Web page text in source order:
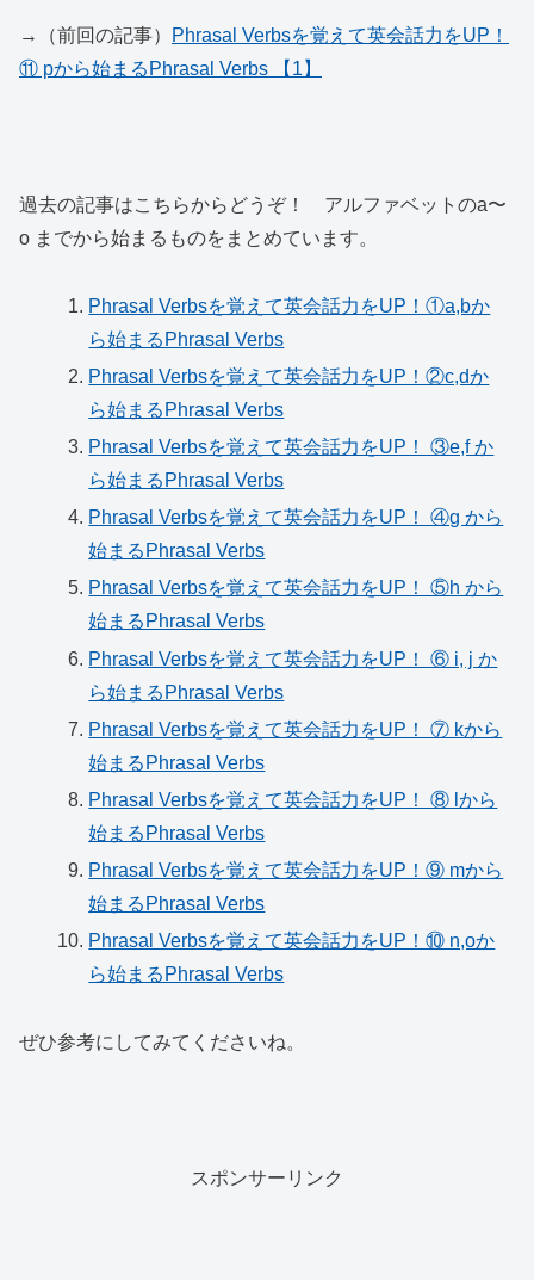
→（前回の記事）
Phrasal Verbsを覚えて英会話力をUP！
⑪ pから始まるPhrasal Verbs 【1】
過去の記事はこちらからどうぞ！ アルファベットのa〜
o までから始まるものをまとめています。
Phrasal Verbsを覚えて英会話力をUP！①a,bか
ら始まるPhrasal Verbs
Phrasal Verbsを覚えて英会話力をUP！②c,dか
ら始まるPhrasal Verbs
Phrasal Verbsを覚えて英会話力をUP！ ③e,f か
ら始まるPhrasal Verbs
Phrasal Verbsを覚えて英会話力をUP！ ④g から
始まるPhrasal Verbs
Phrasal Verbsを覚えて英会話力をUP！ ⑤h から
始まるPhrasal Verbs
Phrasal Verbsを覚えて英会話力をUP！ ⑥ i, j か
ら始まるPhrasal Verbs
Phrasal Verbsを覚えて英会話力をUP！ ⑦ kから
始まるPhrasal Verbs
Phrasal Verbsを覚えて英会話力をUP！ ⑧ lから
始まるPhrasal Verbs
Phrasal Verbsを覚えて英会話力をUP！⑨ mから
始まるPhrasal Verbs
Phrasal Verbsを覚えて英会話力をUP！⑩ n,oか
ら始まるPhrasal Verbs
ぜひ参考にしてみてくださいね。
スポンサーリンク